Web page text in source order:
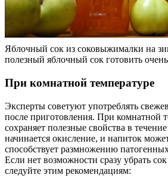
Яблочный сок из соковыжималки на
полезный яблочный сок готовить
При комнатной температуре
Эксперты советуют употреблять
после приготовления. При комнатной
сохраняет полезные свойства в
начинается окисление, и напиток
способствует размножению
Если нет возможности сразу убрать
следуйте этим рекомендациям: